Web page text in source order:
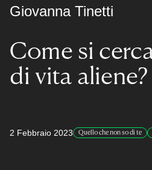
Giovanna Tinetti
Come si
di vita aliene?
2 Febbraio 2023 Quello che non so di te